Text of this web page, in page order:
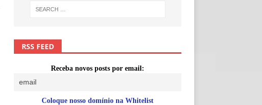
RSS FEED
Receba novos posts por email:
Coloque nosso domínio na Whitelist